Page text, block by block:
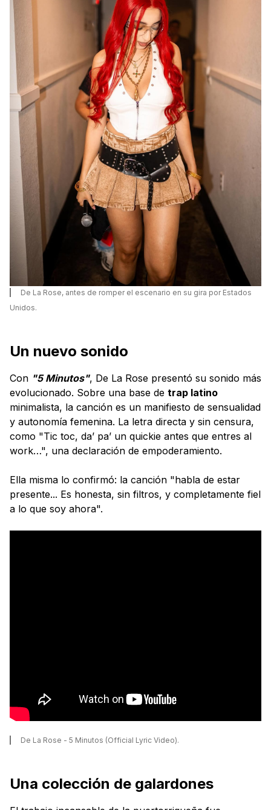
De La Rose, antes de romper el escenario en su gira por Estados
Unidos.
Un nuevo sonido
Con "5 Minutos", De La Rose presentó su sonido más
evolucionado. Sobre una base de trap latino
minimalista, la canción es un manifiesto de sensualidad
y autonomía femenina. La letra directa y sin censura,
como "Tic toc, da’ pa’ un quickie antes que entres al
work…", una declaración de empoderamiento.
Ella misma lo confirmó: la canción "habla de estar
presente... Es honesta, sin filtros, y completamente fiel
a lo que soy ahora".
De La Rose - 5 Minutos (Official Lyric Video).
Una colección de galardones